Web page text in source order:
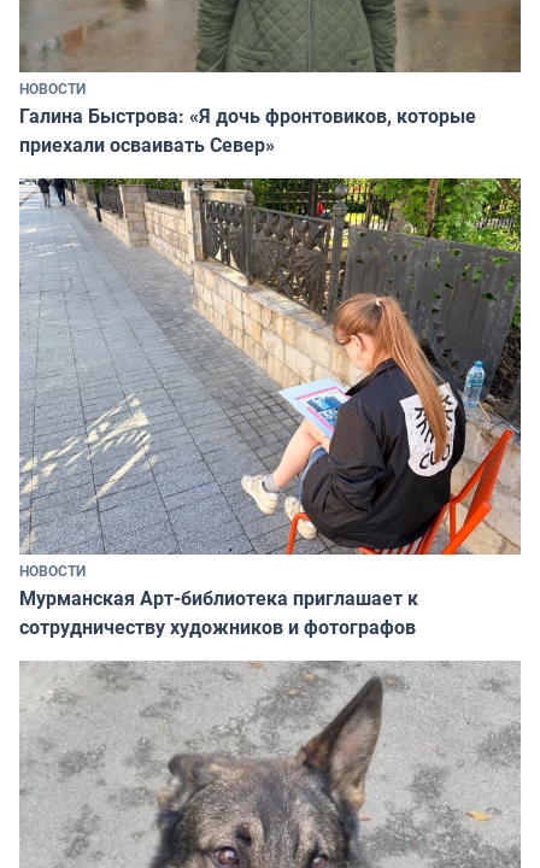
НОВОСТИ
Галина Быстрова: «Я дочь фронтовиков, которые
приехали осваивать Север»
НОВОСТИ
Мурманская Арт-библиотека приглашает к
сотрудничеству художников и фотографов